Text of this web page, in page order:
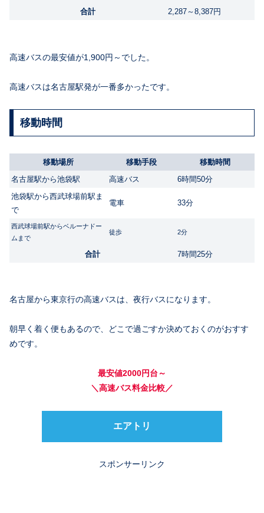
合計 2,287～8,387円
高速バスの最安値が1,900円～でした。
高速バスは名古屋駅発が一番多かったです。
移動時間
移動場所 移動手段
移動時間
名古屋駅から池袋駅
高速バス
6時間50分
池袋駅から西武球場前駅ま
で
電車 33分
西武球場前駅からベルーナドー
ムまで
徒歩 2分
合計 7時間25分
名古屋から東京行の高速バスは、夜行バスになります。
朝早く着く便もあるので、どこで過ごすか決めておくのがおすす
めです。
最安値2000円台～
＼高速バス料金比較／
エアトリ
スポンサーリンク